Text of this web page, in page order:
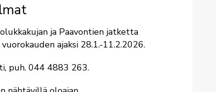
ja Paavontien jatketta
ajaksi 28.1.-11.2.2026.
puh. 044 4883 263.